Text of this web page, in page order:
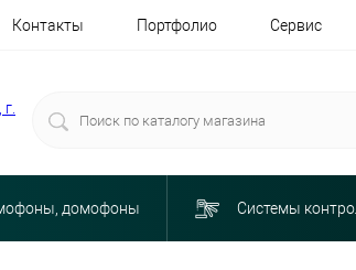
Контакты Портфолио Сервис
домофоны Системы